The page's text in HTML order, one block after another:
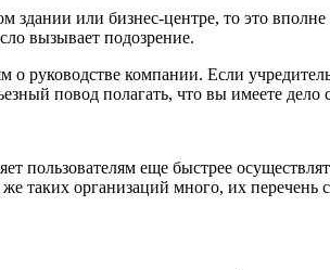
здании или бизнес-центре, то это
вызывает подозрение.
руководстве компании. Если
повод полагать, что вы имеете
пользователям еще быстрее
таких организаций много, их